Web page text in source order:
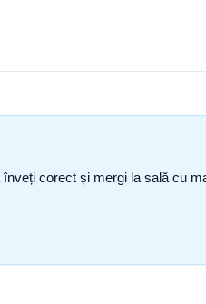
corect și mergi la sală cu